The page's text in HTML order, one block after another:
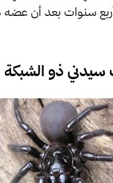
أربع سنوات بعد أن